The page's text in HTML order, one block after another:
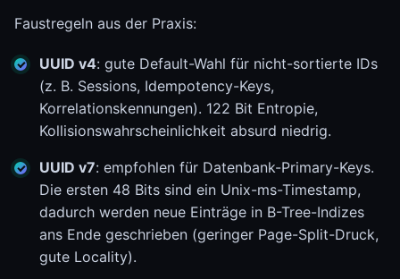
Faustregeln aus der Praxis:
UUID v4: gute Default-Wahl für nicht-sortierte IDs
(z. B. Sessions, Idempotency-Keys,
Korrelationskennungen). 122 Bit Entropie,
Kollisionswahrscheinlichkeit absurd niedrig.
UUID v7: empfohlen für Datenbank-Primary-Keys.
Die ersten 48 Bits sind ein Unix-ms-Timestamp,
dadurch werden neue Einträge in B-Tree-Indizes
ans Ende geschrieben (geringer Page-Split-Druck,
gute Locality).